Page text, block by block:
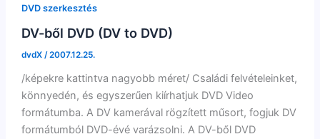
DVD szerkesztés
DV-ből DVD (DV to DVD)
dvdX /2007.12.25.
/képekre kattintva nagyobb méret/ Családi felvételeinket,
könnyedén, és egyszerűen kiírhatjuk DVD Video
formátumba. A DV kamerával rögzített műsort, fogjuk DV
formátumból DVD-évé varázsolni. A DV-ből DVD